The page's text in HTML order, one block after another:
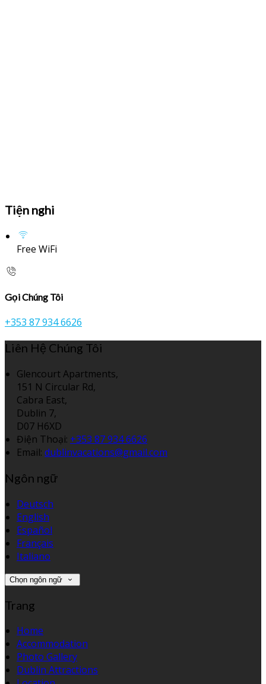
Tiện nghi
Free WiFi
Gọi Chúng Tôi
+353 87 934 6626
Liên Hệ Chúng Tôi
Glencourt Apartments,
151 N Circular Rd,
Cabra East,
Dublin 7,
D07 H6XD
Điện Thoại: +353 87 934 6626
Email: dublinvacations@gmail.com
Ngôn ngữ
Deutsch
English
Español
Français
Italiano
Chọn ngôn ngữ
Trang
Home
Accommodation
Photo Gallery
Dublin Attractions